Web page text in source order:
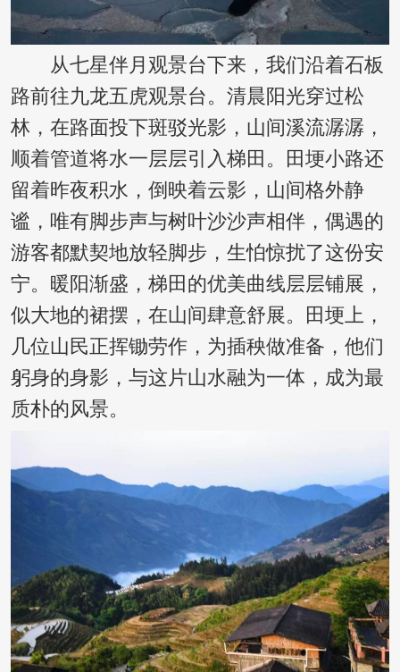
从七星伴月观景台下来，我们沿着石板
路前往九龙五虎观景台。清晨阳光穿过松
林，在路面投下斑驳光影，山间溪流潺潺，
顺着管道将水一层层引入梯田。田埂小路还
留着昨夜积水，倒映着云影，山间格外静
谧，唯有脚步声与树叶沙沙声相伴，偶遇的
游客都默契地放轻脚步，生怕惊扰了这份安
宁。暖阳渐盛，梯田的优美曲线层层铺展，
似大地的裙摆，在山间肆意舒展。田埂上，
几位山民正挥锄劳作，为插秧做准备，他们
躬身的身影，与这片山水融为一体，成为最
质朴的风景。